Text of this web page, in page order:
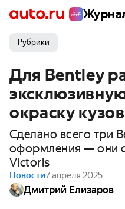
Рубрики
Для Bentley
окраску
Сделано всего три
оформления — они
Victoris
Новости7 апреля 2025
Дмитрий Елизаров